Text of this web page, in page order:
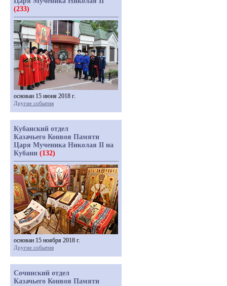
(233)
основан 15 июня 2018 г.
Другие события
Кубанский отдел
Казачьего Конвоя Памяти
Царя Мученика Николая II на
Кубани (132)
основан 15 ноября 2018 г.
Другие события
Сочинский отдел
Казачьего Конвоя Памяти